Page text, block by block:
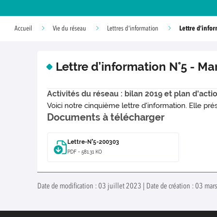
Accueil Vie du réseau Lettres d'information Lettre
Lettre d’information N°5 -
Activités du réseau : bilan 2019 et plan
Voici notre cinquième lettre d'information. Elle
Documents à télécharger
Lettre-N°5-200303
PDF - 581.31 KO
Date de modification : 03 juillet 2023 | Date de création : 03